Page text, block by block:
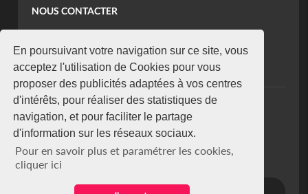
En poursuivant votre navigation sur ce site, vous
acceptez l'utilisation de Cookies pour vous
proposer des publicités adaptées à vos centres
d'intérêts, pour réaliser des statistiques de
navigation, et pour faciliter le partage
d'information sur les réseaux sociaux.
Pour en savoir plus et paramétrer les cookies,
cliquer ici
NOUS CONTACTER
koaci@yahoo.fr
+225 07 08 85 52 93
NEWSLETTER
Restez connecté via notre newsletter
S'abonner
Se désabonner